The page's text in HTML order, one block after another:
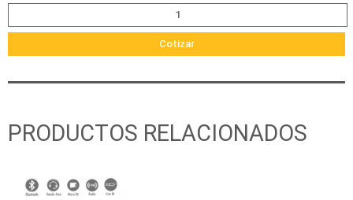
Cotizar
PRODUCTOS RELACIONADOS